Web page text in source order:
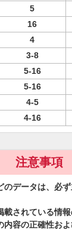
5
16
4
3-8
5-16
5-16
4-5
4-16
注意事項
のデータは、必
載されている情
内容の正確性お